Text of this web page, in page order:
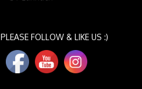
PLEASE FOLLOW & LIKE US :)